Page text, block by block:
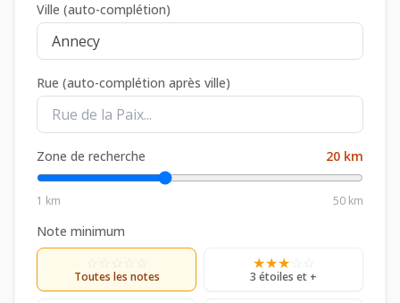
Ville (auto-complétion)
Rue (auto-complétion après ville)
Zone de recherche 20 km
1 km 50 km
Note minimum
Toutes les notes
★★★
3 étoiles et +